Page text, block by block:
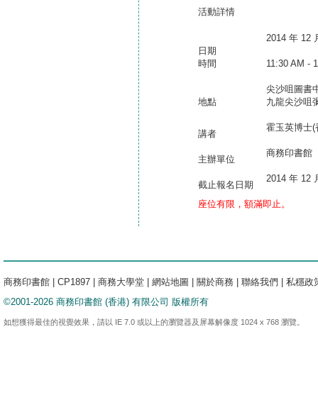
活動詳情
日期
時間
2014 年 12
11:30 AM -
地點
尖沙咀圖書
九龍尖沙咀
講者
霍玉英博士(
主辦單位
商務印書館
截止報名日期
2014 年 12
座位有限，額滿即止。
商務印書館 CP1897 商務大學堂 網站地圖 關於商務 聯絡我們
私穩政
©2001-2026 商務印書館 (香港) 有限公司 版權所有
如想獲得最佳的視覺效果，請以 IE 7.0 或以上的瀏覽器及屏幕解像度 1024 x 768 瀏覽。